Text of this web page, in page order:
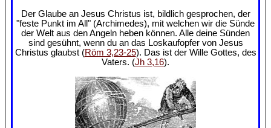
Der Glaube an Jesus Christus ist, bildlich gesprochen, der
"feste Punkt im All" (Archimedes), mit welchen wir die Sünde
der Welt aus den Angeln heben können. Alle deine Sünden
sind gesühnt, wenn du an das Loskaufopfer von Jesus
Christus glaubst (Röm 3,23-25). Das ist der Wille Gottes, des
Vaters. (Jh 3,16).